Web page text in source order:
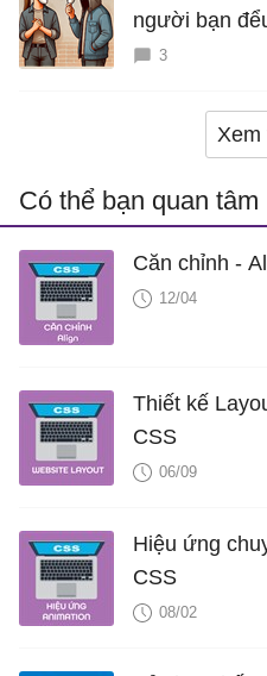
người bạn
3
Xem
Có thể bạn quan tâm
Căn chỉnh -
12/04
Thiết kế
CSS
06/09
Hiệu ứng
CSS
08/02